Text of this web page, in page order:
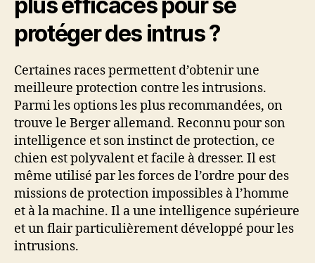
plus efficaces pour se
protéger des intrus ?
Certaines races permettent d’obtenir une
meilleure protection contre les intrusions.
Parmi les options les plus recommandées, on
trouve le Berger allemand. Reconnu pour son
intelligence et son instinct de protection, ce
chien est polyvalent et facile à dresser. Il est
même utilisé par les forces de l’ordre pour des
missions de protection impossibles à l’homme
et à la machine. Il a une intelligence supérieure
et un flair particulièrement développé pour les
intrusions.